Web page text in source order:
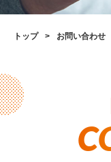
トップ お問い合わせ